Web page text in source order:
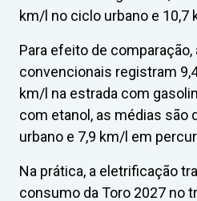
km/l no ciclo urbano e 10,7
Para efeito de
convencionais registram
km/l na estrada com
com etanol, as médias são
urbano e 7,9 km/l em
Na prática, a eletrificação
consumo da Toro 2027 no